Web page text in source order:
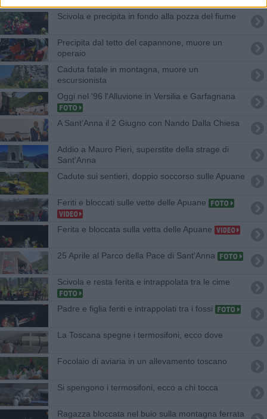
Scivola e precipita in fondo alla pozza del fiume
Precipita dal tetto del capannone, muore un
operaio
Caduta fatale in montagna, muore un
escursionista
Oggi nel '96 l'Alluvione in Versilia e Garfagnana
A Sant'Anna il 2 Giugno con Nando Dalla Chiesa
Addio a Mauro Pieri, superstite della strage di
Sant'Anna
Cadute sui sentieri, doppio soccorso sulle Apuane
Feriti e bloccati sulle vette delle Apuane
Ferita e bloccata sulla vetta delle Apuane
25 Aprile al Parco della Pace di Sant'Anna
Scivola e resta ferita e intrappolata tra le cime
Padre e figlia feriti e intrappolati tra i fossi
La Toscana spegne i termosifoni, ecco dove
Focolaio di aviaria in un allevamento toscano
Si spengono i termosifoni, ecco a chi tocca
Ragazza bloccata nel buio sulla montagna ferrata